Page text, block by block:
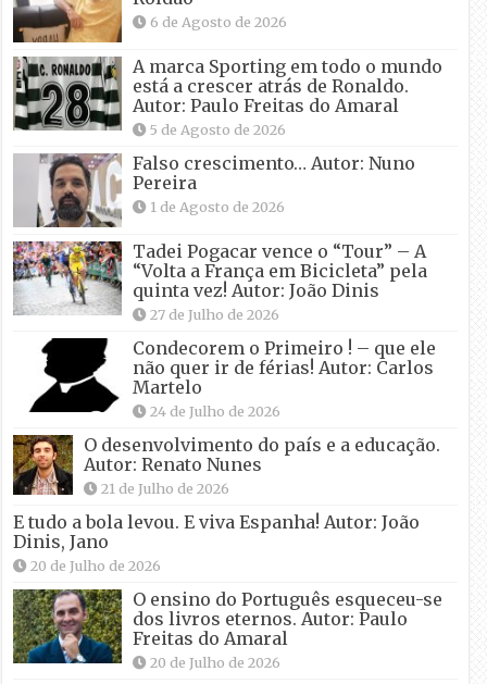
6 de Agosto de 2026
A marca Sporting em todo o mundo
está a crescer atrás de Ronaldo.
Autor: Paulo Freitas do Amaral
5 de Agosto de 2026
Falso crescimento… Autor: Nuno
Pereira
1 de Agosto de 2026
Tadei Pogacar vence o “Tour” – A
“Volta a França em Bicicleta” pela
quinta vez! Autor: João Dinis
27 de Julho de 2026
Condecorem o Primeiro ! – que ele
não quer ir de férias! Autor: Carlos
Martelo
24 de Julho de 2026
O desenvolvimento do país e a educação.
Autor: Renato Nunes
21 de Julho de 2026
E tudo a bola levou. E viva Espanha! Autor: João
Dinis, Jano
20 de Julho de 2026
O ensino do Português esqueceu-se
dos livros eternos. Autor: Paulo
Freitas do Amaral
20 de Julho de 2026